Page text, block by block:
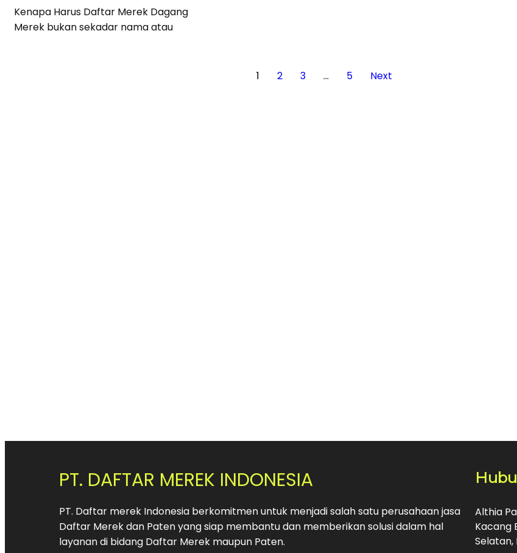
Kenapa Harus Daftar Merek Dagang
Merek bukan sekadar nama atau
1 2 3 … 5 Next
PT. DAFTAR MEREK INDONESIA
PT. Daftar merek Indonesia berkomitmen untuk menjadi salah satu perusahaan jasa
Daftar Merek dan Paten yang siap membantu dan memberikan solusi dalam hal
layanan di bidang Daftar Merek maupun Paten.
Althia
Kacang
Selatan,